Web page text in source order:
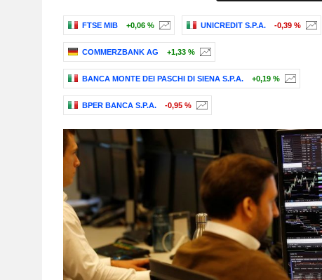
FTSE MIB +0,06 % UNICREDIT S.P.A. -0,39 %
COMMERZBANK AG +1,33 %
BANCA MONTE DEI PASCHI DI SIENA S.P.A. +0,19 %
BPER BANCA S.P.A. -0,95 %